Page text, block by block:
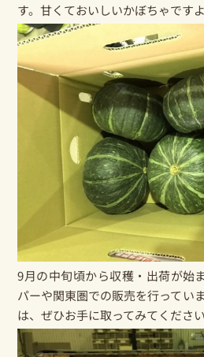
す。甘くておいしいかぼちゃです
9月の中旬頃から収穫・出荷が始
パーや関東圏での販売を行ってい
は、ぜひお手に取ってみてください